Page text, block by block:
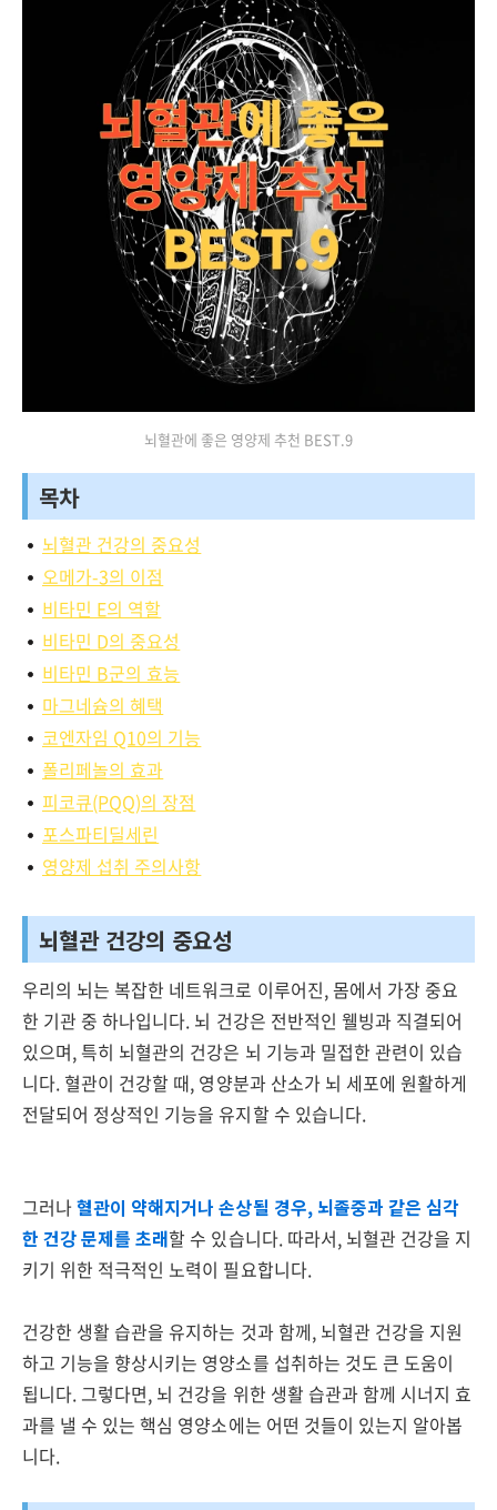
뇌혈관에 좋은 영양제 추천 BEST.9
목차
뇌혈관 건강의 중요성
오메가-3의 이점
비타민 E의 역할
비타민 D의 중요성
비타민 B군의 효능
마그네슘의 혜택
코엔자임 Q10의 기능
폴리페놀의 효과
피코큐(PQQ)의 장점
포스파티딜세린
영양제 섭취 주의사항
뇌혈관 건강의 중요성
우리의 뇌는 복잡한 네트워크로 이루어진, 몸에서 가장 중요
한 기관 중 하나입니다. 뇌 건강은 전반적인 웰빙과 직결되어
있으며, 특히 뇌혈관의 건강은 뇌 기능과 밀접한 관련이 있습
니다. 혈관이 건강할 때, 영양분과 산소가 뇌 세포에 원활하게
전달되어 정상적인 기능을 유지할 수 있습니다.
그러나혈관이 약해지거나 손상될 경우, 뇌졸중과 같은 심각
한 건강 문제를 초래할 수 있습니다. 따라서, 뇌혈관 건강을 지
키기 위한 적극적인 노력이 필요합니다.
건강한 생활 습관을 유지하는 것과 함께, 뇌혈관 건강을 지원
하고 기능을 향상시키는 영양소를 섭취하는 것도 큰 도움이
됩니다. 그렇다면, 뇌 건강을 위한 생활 습관과 함께 시너지 효
과를 낼 수 있는 핵심 영양소에는 어떤 것들이 있는지 알아봅
니다.